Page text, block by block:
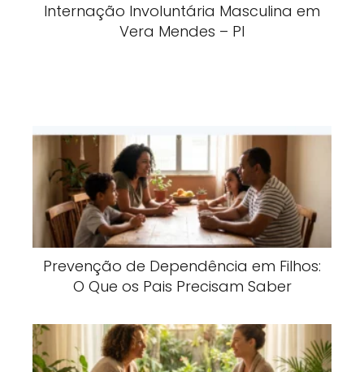
Internação Involuntária Masculina em
Vera Mendes – PI
Prevenção de Dependência em Filhos:
O Que os Pais Precisam Saber